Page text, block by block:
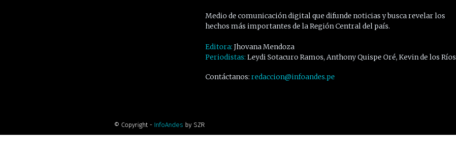
Medio de comunicación digital que difunde noticias y busca revelar los
hechos más importantes de la Región Central del país.
Editora: Jhovana Mendoza
Periodistas: Leydi Sotacuro Ramos, Anthony Quispe Oré, Kevin de los Ríos
Contáctanos: redaccion@infoandes.pe
© Copyright - InfoAndes by SZR